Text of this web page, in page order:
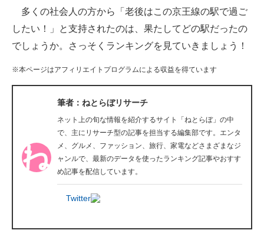
好きが集まる 比べて選べる
ビジネスと働き方のヒント
AI活用のいまが分かる
企業ITのトレンドを詳説
経営リーダーのコミュニティ
マーケ×ITの今がよく分かる
ITエンジニア向け専門サイト
企業向けIT製品の総合サイト
多くの社会人の方から「老後はこの京王線の駅で過ご
したい！」と支持されたのは、果たしてどの駅だったの
でしょうか。さっそくランキングを見ていきましょう！
※本ページはアフィリエイトプログラムによる収益を得ています
筆者：ねとらぼリサーチ
ネット上の旬な情報を紹介するサイト「ねとらぼ」の中
で、主にリサーチ型の記事を担当する編集部です。エンタ
メ、グルメ、ファッション、旅行、家電などさまざまなジ
ャンルで、最新のデータを使ったランキング記事やおすす
め記事を配信しています。
Twitter